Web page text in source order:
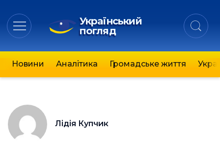
Український
погляд
Новини Аналітика Громадське життя
Лідія Купчик